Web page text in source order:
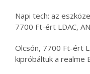
Napi tech: az
7700 Ft-ért LDAC,
Olcsón, 7700 Ft-ért
kipróbáltuk a realme